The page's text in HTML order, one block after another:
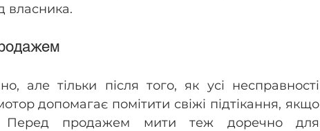
власника.
але тільки після того, як усі несправності
допомагає помітити свіжі підтікання, якщо
Перед продажем мити теж доречно для